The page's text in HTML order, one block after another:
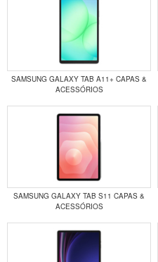
SAMSUNG GALAXY TAB A11+ CAPAS &
ACESSÓRIOS
SAMSUNG GALAXY TAB S11 CAPAS &
ACESSÓRIOS